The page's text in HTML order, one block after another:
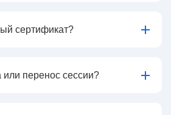
сертификат?
перенос сессии?